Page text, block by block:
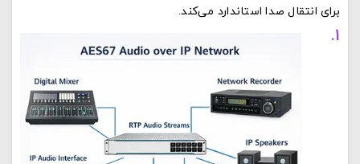
برای انتقال صدا استاندارد می‌کند.
1.